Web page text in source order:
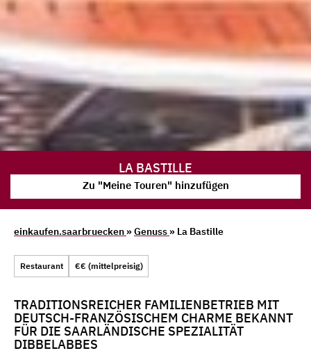
LA BASTILLE
Zu "Meine Touren" hinzufügen
einkaufen.saarbruecken »Genuss » La Bastille
Restaurant €€ (mittelpreisig)
TRADITIONSREICHER FAMILIENBETRIEB MIT
DEUTSCH-FRANZÖSISCHEM CHARME BEKANNT
FÜR DIE SAARLÄNDISCHE SPEZIALITÄT
DIBBELABBES